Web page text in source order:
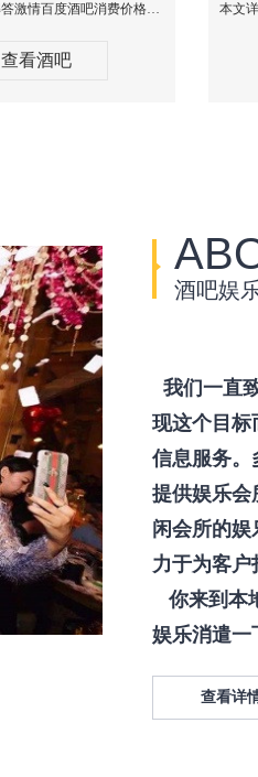
本文详细为你解答激情百度酒吧消费价格点评，更多关于酒吧女孩美女价格哪家便宜免费咨询150 99997335微信同步！
查看酒吧
酒吧娱
我们一直
现这个目标
信息服务。
提供娱乐会
闲会所的
力于为客户
你来到本
娱乐消遣一
查看详